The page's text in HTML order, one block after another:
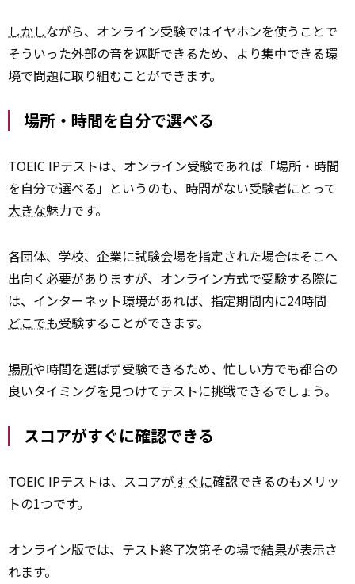
しかしながら、オンライン受験ではイヤホンを使うことで
そういった外部の音を遮断できるため、より集中できる環
境で問題に取り組むことができます。
場所・時間を自分で選べる
TOEIC IPテストは、オンライン受験であれば「場所・時間
を自分で選べる」というのも、時間がない受験者にとって
大きな魅力です。
各団体、学校、企業に試験会場を指定された場合はそこへ
出向く必要がありますが、オンライン方式で受験する際に
は、インターネット環境があれば、指定期間内に24時間
どこでも受験することができます。
場所や時間を選ばず受験できるため、忙しい方でも都合の
良いタイミングを見つけてテストに挑戦できるでしょう。
スコアがすぐに確認できる
TOEIC IPテストは、スコアがすぐに確認できるのもメリッ
トの1つです。
オンライン版では、テスト終了次第その場で結果が表示さ
れます。